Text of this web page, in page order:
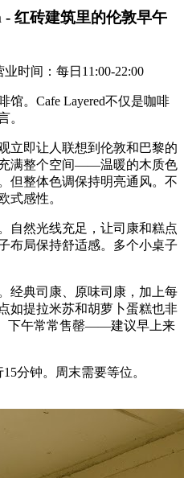
- 红砖建筑里的伦敦早午
时间：每日11:00-22:00
馆。Cafe Layered不仅是咖啡
。
立即让人联想到伦敦和巴黎的
满整个空间——温暖的木质色
但整体色调保持明亮通风。不
式感性。
自然光线充足，让司康和糕点
布局保持舒适感。多个小桌子
经典司康、原味司康，加上每
如提拉米苏和胡萝卜蛋糕也非
下午常常售罄——建议早上来
分钟。周末需要等位。